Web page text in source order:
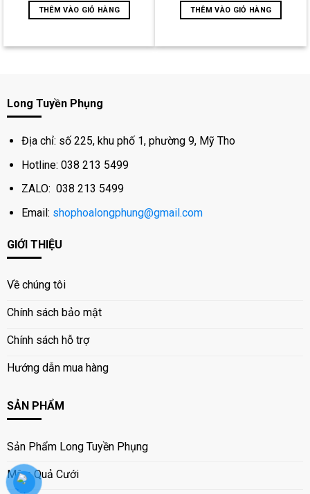
5
THÊM VÀO GIỎ HÀNG
5
THÊM VÀO GIỎ HÀNG
Long Tuyền Phụng
Địa chỉ: số 225, khu phố 1, phường 9, Mỹ Tho
Hotline: 038 213 5499
ZALO: 038 213 5499
Email: shophoalongphung@gmail.com
GIỚI THIỆU
Về chúng tôi
Chính sách bảo mật
Chính sách hỗ trợ
Hướng dẫn mua hàng
SẢN PHẨM
Sản Phẩm Long Tuyền Phụng
Mâm Quả Cưới